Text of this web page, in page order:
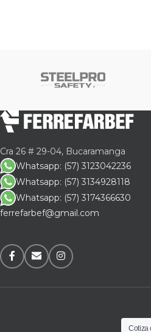
Cra 26 # 29-04, Bucaramanga
Whatsapp: (57) 3123042236
Whatsapp: (57) 3134928118
Whatsapp: (57) 3174366630
ferrefarbef@gmail.com
Cotiza